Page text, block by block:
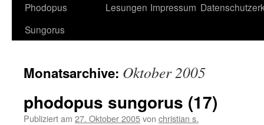
Springe
zum
Phodopus
Sungorus
Lesungen Impressum
Monatsarchive: Oktober 2005
phodopus sungorus (17)
Publiziert am 27. Oktober 2005von christian s.